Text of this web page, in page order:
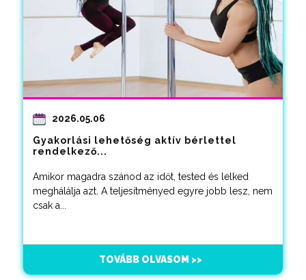
2026.05.06
Gyakorlási lehetőség aktív bérlettel
rendelkező...
Amikor magadra szánod az időt, tested és lelked
meghálálja azt. A teljesítményed egyre jobb lesz, nem
csak a...
TOVÁBB OLVASOM >>